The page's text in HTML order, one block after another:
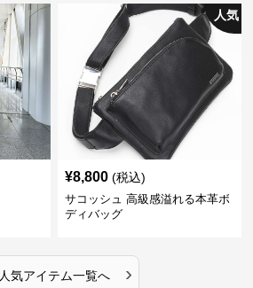
人気
¥8,800 (税込)
サコッシュ 高級感溢れる本革ボ
ディバッグ
人気アイテム一覧へ ›